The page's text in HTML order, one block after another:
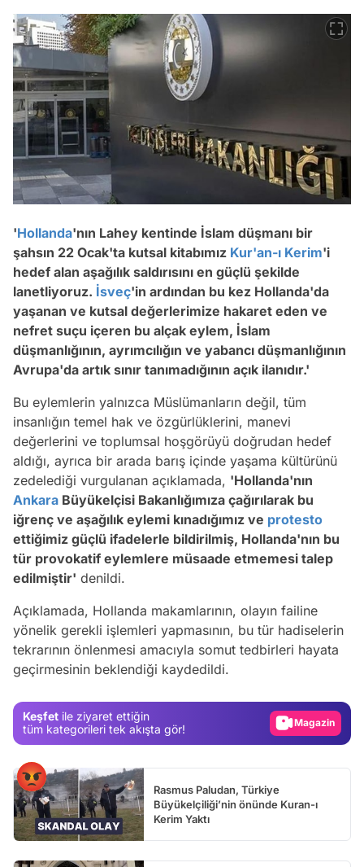
'Hollanda'nın Lahey kentinde İslam düşmanı bir
şahsın 22 Ocak'ta kutsal kitabımız Kur'an-ı Kerim'i
hedef alan aşağılık saldırısını en güçlü şekilde
lanetliyoruz. İsveç'in ardından bu kez Hollanda'da
yaşanan ve kutsal değerlerimize hakaret eden ve
nefret suçu içeren bu alçak eylem, İslam
düşmanlığının, ayrımcılığın ve yabancı düşmanlığının
Avrupa'da artık sınır tanımadığının açık ilanıdır.'
Bu eylemlerin yalnızca Müslümanların değil, tüm
insanlığın temel hak ve özgürlüklerini, manevi
değerlerini ve toplumsal hoşgörüyü doğrudan hedef
aldığı, ayrıca bir arada barış içinde yaşama kültürünü
zedelediği vurgulanan açıklamada, 'Hollanda'nın
Ankara Büyükelçisi Bakanlığımıza çağırılarak bu
iğrenç ve aşağılık eylemi kınadığımız ve protesto
ettiğimiz güçlü ifadelerle bildirilmiş, Hollanda'nın bu
tür provokatif eylemlere müsaade etmemesi talep
edilmiştir' denildi.
Açıklamada, Hollanda makamlarının, olayın failine
yönelik gerekli işlemleri yapmasının, bu tür hadiselerin
tekrarının önlenmesi amacıyla somut tedbirleri hayata
geçirmesinin beklendiği kaydedildi.
Keşfet ile ziyaret ettiğin
tüm kategorileri tek akışta gör!
Magazin
Rasmus Paludan, Türkiye
Büyükelçiliği’nin önünde Kuran-ı
Kerim Yaktı